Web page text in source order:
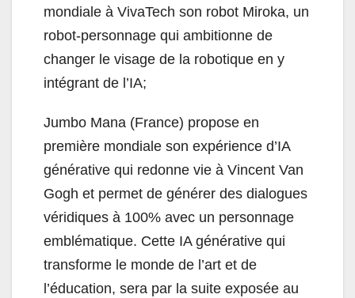
mondiale à VivaTech son robot Miroka, un
robot-personnage qui ambitionne de
changer le visage de la robotique en y
intégrant de l’IA;
Jumbo Mana (France) propose en
première mondiale son expérience d’IA
générative qui redonne vie à Vincent Van
Gogh et permet de générer des dialogues
véridiques à 100% avec un personnage
emblématique. Cette IA générative qui
transforme le monde de l’art et de
l’éducation, sera par la suite exposée au